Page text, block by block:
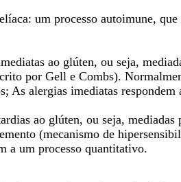
um processo autoimune,
ao glúten, ou seja,
por Gell e Combs).
As alergias imediatas
ao glúten, ou seja,
(mecanismo de
a um processo quantitativo.